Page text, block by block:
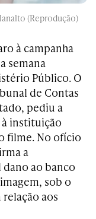
(Reprodução)
à campanha
semana
Público. O
de Contas
pediu a
instituição
filme. No ofício
a
dano ao banco
sob o
aos